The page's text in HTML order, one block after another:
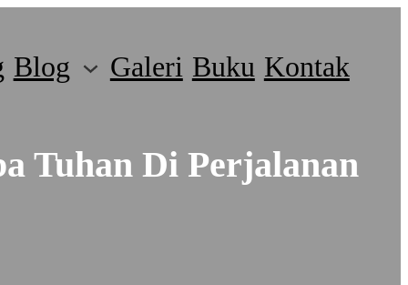
Blog Galeri Buku Kontak
Tuhan Di Perjalanan